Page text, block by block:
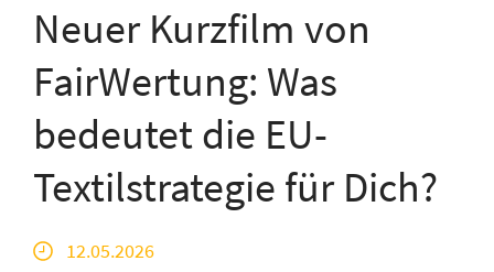
Neuer Kurzfilm von
FairWertung: Was
bedeutet die EU-
Textilstrategie für Dich?
12.05.2026